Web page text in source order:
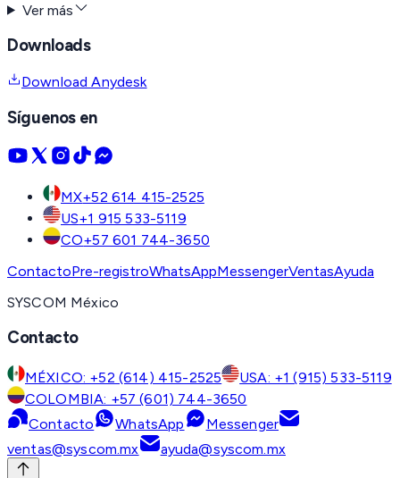
Ver más
Downloads
Download Anydesk
Síguenos en
MX+52 614 415-2525
US+1 915 533-5119
CO+57 601 744-3650
ContactoPre-registroWhatsAppMessengerVentasAyuda
SYSCOM México
Contacto
MÉXICO: +52 (614) 415-2525
USA: +1 (915) 533-5119
COLOMBIA: +57 (601) 744-3650
Contacto
WhatsApp
Messenger
ventas@syscom.mx
ayuda@syscom.mx